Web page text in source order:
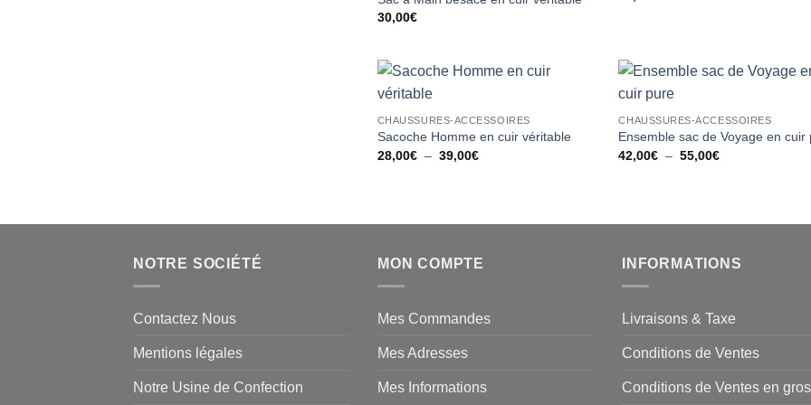
30,00€
d’envies
CHAUSSURES-ACCESSOIRES
Sacoche Homme en cuir véritable
28,00€ – 39,00€Plage
CHAUSSURES-ACCESSOIRES
Ensemble sac de Voyage en cuir
42,00€ – 55,00€Plage
NOTRE SOCIÉTÉ
Contactez Nous
Mentions légales
Notre Usine de Confection
MON COMPTE
Mes Commandes
Mes Adresses
Mes Informations
INFORMATIONS
Livraisons & Taxe
Conditions de Ventes
Conditions de Ventes en gros